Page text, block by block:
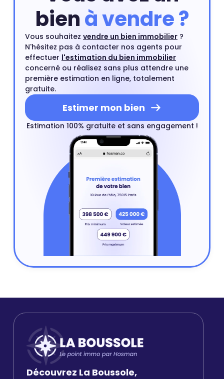
bienà vendre ?
Vous souhaitez vendre un bien immobilier ?
N'hésitez pas à contacter nos agents pour
effectuer l'estimation du bien immobilier
concerné ou réalisez sans plus attendre une
première estimation en ligne, totalement
gratuite.
Estimer mon bien
Estimation 100% gratuite et sans engagement !
Découvrez La Boussole,